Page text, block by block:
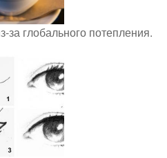
за глобального потепления.